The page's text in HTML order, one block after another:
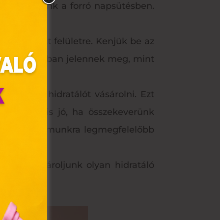
voltunk a forró napsütésben.
felületre. Kenjük be az
lassabban jelennek meg, mint
hidratálót vásárolni. Ezt
az is jó, ha összekeverünk
a számunkra legmegfelelőbb
Vásároljunk olyan hidratáló
Ön